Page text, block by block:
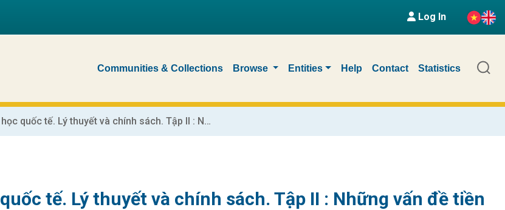
Log In
Communities & Collections Browse Entities Help Contact Statistics
Kinh tế học quốc tế. Lý thuyết và chính sách. Tập II : Những vấn đề tiền tệ quốc tế
tế. Lý thuyết và chính sách. Tập II : Những vấn đề tiền